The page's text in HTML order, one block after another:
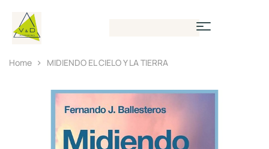
Home MIDIENDO EL CIELO Y LA TIERRA